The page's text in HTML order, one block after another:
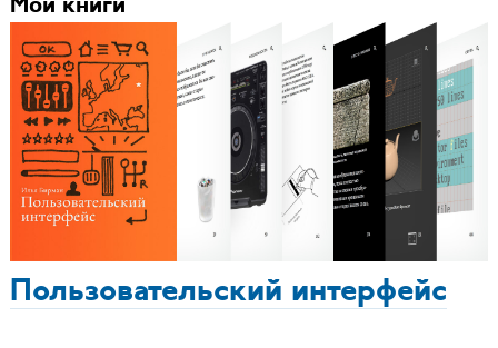
Мои книги
Пользовательский интерфейс